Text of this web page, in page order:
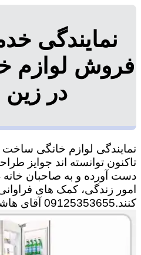
نمایندگی
فروش لوازم
در زین
نمایندگی لوازم خانگی ساخت
تاکنون توانسته اند جوایز
دست آورده و به صاحبان خانه
امور زندگی، کمک های فراوانی
کنند.09125353655 آقای هاشمی